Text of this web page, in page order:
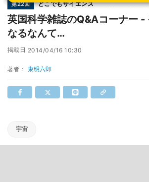
第22回 どこでもサイエンス
英国科学雑誌のQ&Aコーナー -
なるなんて…
掲載日 2014/04/16 10:30
著者： 東明六郎
宇宙